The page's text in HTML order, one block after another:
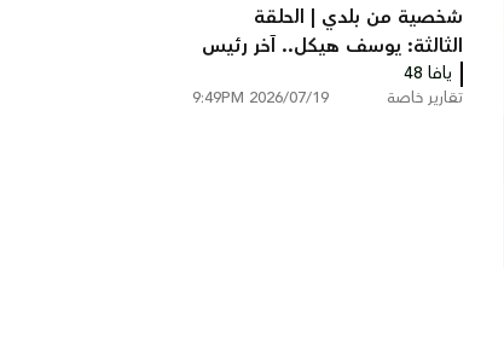
شخصية من بلدي | الحلقة
الثالثة: يوسف هيكل.. آخر رئيس
لبلدية يافا قبل النكبة
يافا 48
تقارير خاصة 2026/07/19 9:49PM